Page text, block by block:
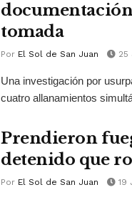
tomada
Por El Sol de San Juan 25
Una investigación por
cuatro allanamientos
Prendieron
detenido que
Por El Sol de San Juan 19